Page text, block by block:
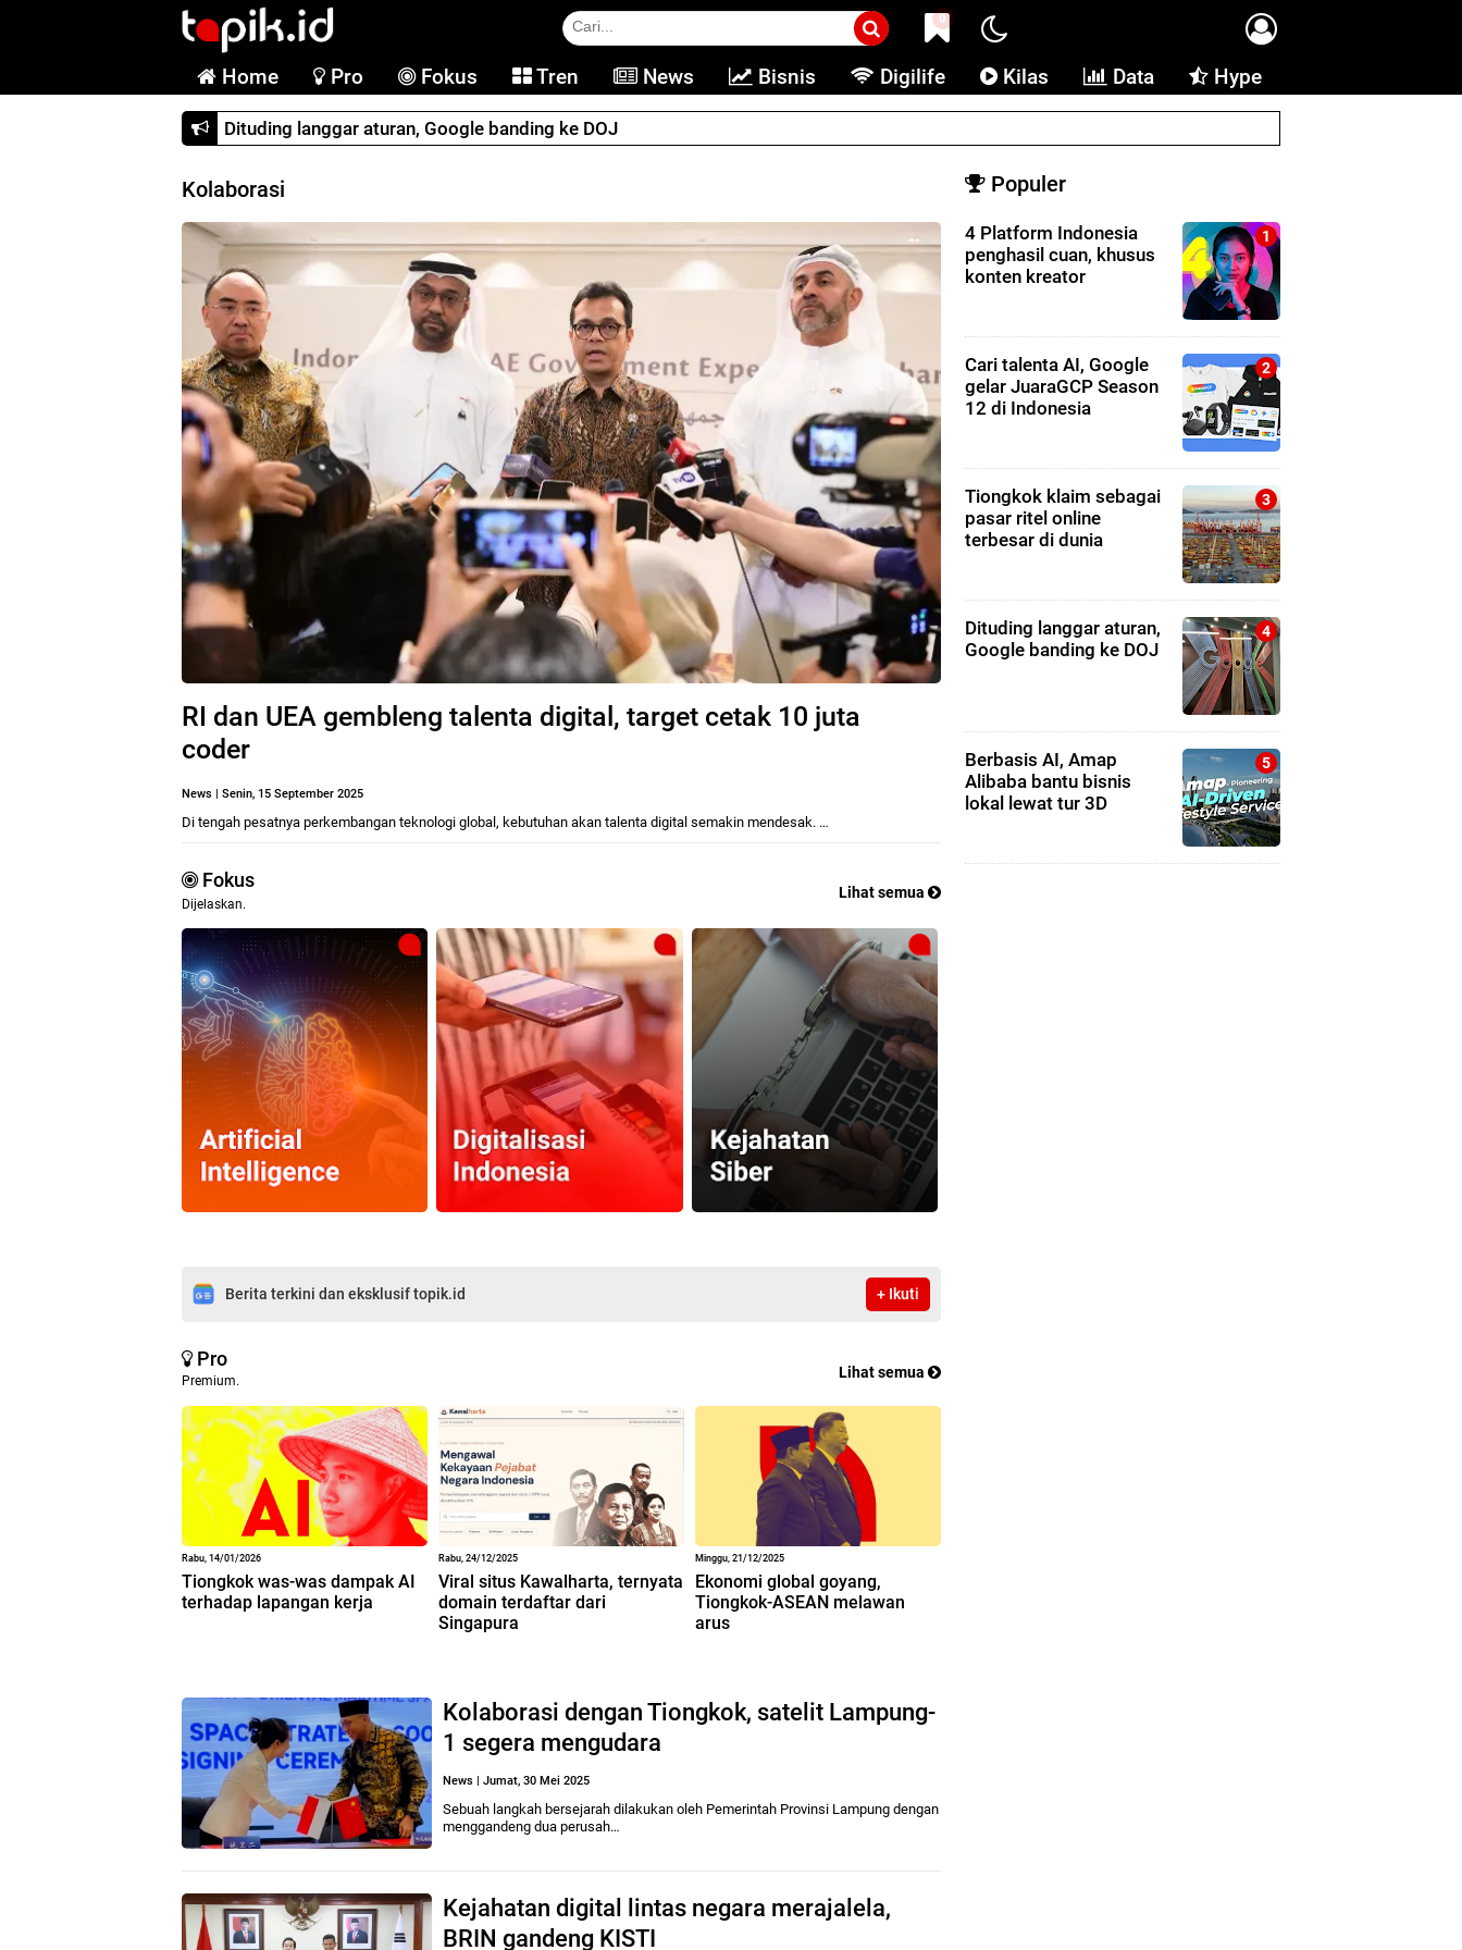
0
Home Pro Fokus Tren News Bisnis Digilife Kilas Data Hype
Dituding langgar aturan, Google banding ke DOJ
Kolaborasi
RI dan UEA gembleng talenta digital, target cetak 10 juta
coder
News | Senin, 15 September 2025
Di tengah pesatnya perkembangan teknologi global, kebutuhan akan talenta digital semakin mendesak. …
Fokus
Dijelaskan.
Lihat semua
Berita terkini dan eksklusif topik.id + Ikuti
Pro
Premium. Lihat semua
Rabu, 14/01/2026
Tiongkok was-was dampak AI
terhadap lapangan kerja
Rabu, 24/12/2025
Viral situs Kawalharta, ternyata
domain terdaftar dari
Singapura
Minggu, 21/12/2025
Ekonomi global goyang,
Tiongkok-ASEAN melawan
arus
Kolaborasi dengan Tiongkok, satelit Lampung-
1 segera mengudara
News | Jumat, 30 Mei 2025
Sebuah langkah bersejarah dilakukan oleh Pemerintah Provinsi Lampung dengan
menggandeng dua perusah…
Kejahatan digital lintas negara merajalela,
BRIN gandeng KISTI
Populer
4 Platform Indonesia
penghasil cuan, khusus
konten kreator
Cari talenta AI, Google
gelar JuaraGCP Season
12 di Indonesia
Tiongkok klaim sebagai
pasar ritel online
terbesar di dunia
Dituding langgar aturan,
Google banding ke DOJ
Berbasis AI, Amap
Alibaba bantu bisnis
lokal lewat tur 3D